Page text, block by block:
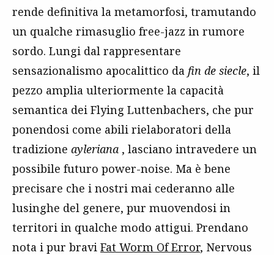
rende definitiva la metamorfosi, tramutando
un qualche rimasuglio free-jazz in rumore
sordo. Lungi dal rappresentare
sensazionalismo apocalittico da fin de siecle, il
pezzo amplia ulteriormente la capacità
semantica dei Flying Luttenbachers, che pur
ponendosi come abili rielaboratori della
tradizione ayleriana , lasciano intravedere un
possibile futuro power-noise. Ma è bene
precisare che i nostri mai cederanno alle
lusinghe del genere, pur muovendosi in
territori in qualche modo attigui. Prendano
nota i pur bravi Fat Worm Of Error, Nervous